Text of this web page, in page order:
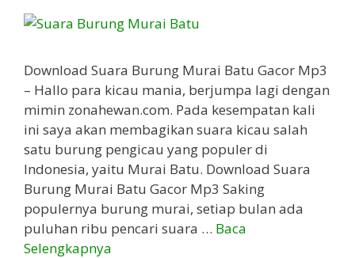
Download Suara Burung Murai Batu Gacor Mp3
– Hallo para kicau mania, berjumpa lagi dengan
mimin zonahewan.com. Pada kesempatan kali
ini saya akan membagikan suara kicau salah
satu burung pengicau yang populer di
Indonesia, yaitu Murai Batu. Download Suara
Burung Murai Batu Gacor Mp3 Saking
populernya burung murai, setiap bulan ada
puluhan ribu pencari suara … Baca
Selengkapnya